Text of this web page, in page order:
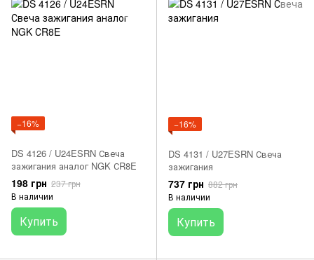
−16%
DS 4126 / U24ESRN Свеча
зажигания аналог NGK СR8E
198 грн 237 грн
В наличии
Купить
−16%
DS 4131 / U27ESRN Свеча
зажигания
737 грн 882 грн
В наличии
Купить